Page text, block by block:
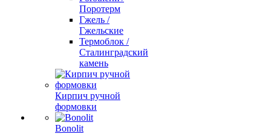
Поротерм
Гжель /
Гжельские
Термоблок /
Сталинградский
камень
Кирпич ручной
формовки
Bonolit